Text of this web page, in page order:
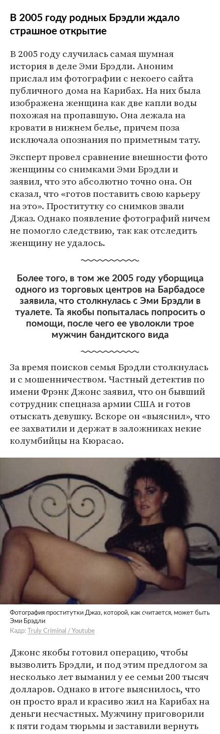
В 2005 году родных Брэдли ждало
страшное открытие
В 2005 году случилась самая шумная
история в деле Эми Брэдли. Аноним
прислал им фотографии с некоего сайта
публичного дома на Карибах. На них была
изображена женщина как две капли воды
похожая на пропавшую. Она лежала на
кровати в нижнем белье, причем поза
исключала опознания по приметным тату.
Эксперт провел сравнение внешности фото
женщины со снимками Эми Брэдли и
заявил, что это абсолютно точно она. Он
сказал, что «готов поставить свою карьеру
на это». Проститутку со снимков звали
Джаз. Однако появление фотографий ничем
не помогло следствию, так как отследить
женщину не удалось.
Более того, в том же 2005 году уборщица
одного из торговых центров на Барбадосе
заявила, что столкнулась с Эми Брэдли в
туалете. Та якобы попыталась попросить о
помощи, после чего ее уволокли трое
мужчин бандитского вида
За время поисков семья Брэдли столкнулась
и с мошенничеством. Частный детектив по
имени Фрэнк Джонс заявил, что он бывший
сотрудник спецназа армии США и готов
отыскать девушку. Вскоре он «выяснил», что
ее захватили и держат в заложниках некие
колумбийцы на Кюрасао.
Фотография проститутки Джаз, которой, как считается, может быть
Эми Брэдли
Кадр:
Truly Criminal / Youtube
Джонс якобы готовил операцию, чтобы
вызволить Брэдли, и под этим предлогом за
несколько лет выманил у ее семьи 200 тысяч
долларов. Однако в итоге выяснилось, что
он просто врал и красиво жил на Карибах на
деньги несчастных. Мужчину приговорили
к пяти годам тюрьмы и заставили вернуть